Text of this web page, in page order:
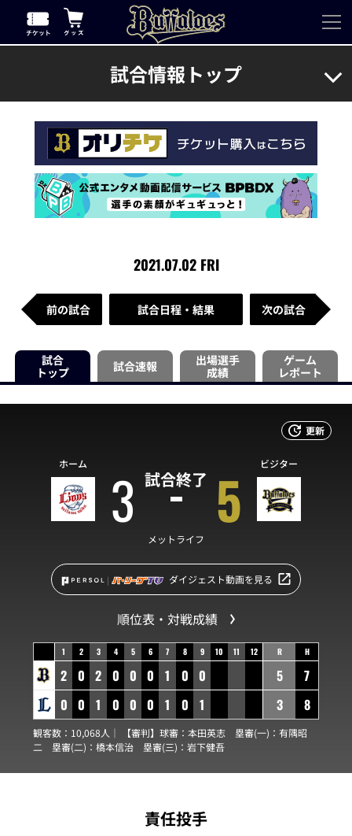
試合情報トップ
2021.07.02 FRI
前の試合 試合日程・結果 次の試合
試合
トップ
試合速報
出場選手
成績
ゲーム
レポート
更新
試合終了
ホーム 3 5 ビジター
メットライフ
ダイジェスト動画を見る
順位表・対戦成績
1 2 3 4 5 6 7 8 9 10 11 12
2 0 2 0 0 0 1 0 0
0 0 1 0 0 0 1 0 1
R H
5
7
3
8
観客数：10,068人｜ 【審判】球審： 本田英志 塁審(一)： 有隅昭
二 塁審(二)： 橋本信治 塁審(三)： 岩下健吾
責任投手